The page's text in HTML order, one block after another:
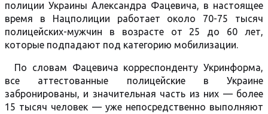
полиции Украины Александра Фацевича, в настоящее
время в Нацполиции работает около 70-75 тысяч
полицейских-мужчин в возрасте от 25 до 60 лет,
которые подпадают под категорию мобилизации.
По словам Фацевича корреспонденту Укринформа,
все аттестованные полицейские в Украине
забронированы, и значительная часть из них — более
15 тысяч человек — уже непосредственно выполняют